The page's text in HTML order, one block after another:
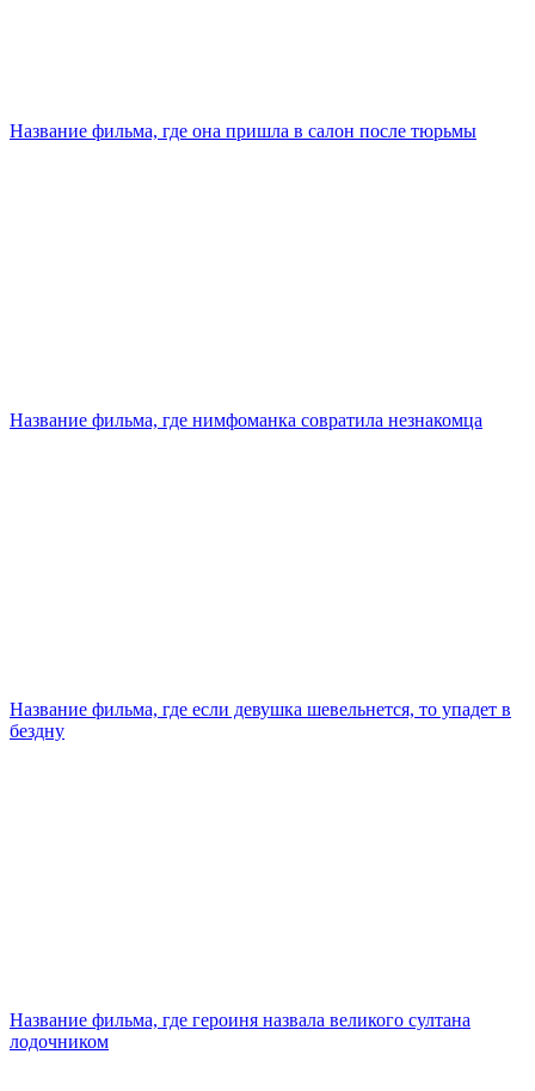
Название фильма, где она пришла в салон после тюрьмы
Название фильма, где нимфоманка совратила незнакомца
Название фильма, где если девушка шевельнется, то упадет в
бездну
Название фильма, где героиня назвала великого султана
лодочником